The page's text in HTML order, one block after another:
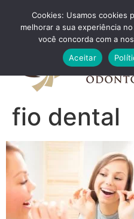
FALE
fio dental
Cookies: Usamos cookies
melhorar a sua experiência
você concorda com a
Aceitar